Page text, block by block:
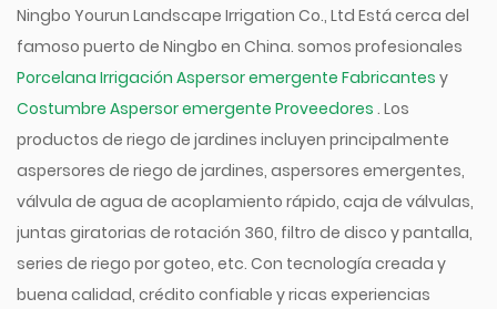
Ningbo Yourun Landscape Irrigation Co., Ltd Está cerca del
famoso puerto de Ningbo en China. somos profesionales
Porcelana Irrigación Aspersor emergente Fabricantes y
Costumbre Aspersor emergente Proveedores . Los
productos de riego de jardines incluyen principalmente
aspersores de riego de jardines, aspersores emergentes,
válvula de agua de acoplamiento rápido, caja de válvulas,
juntas giratorias de rotación 360, filtro de disco y pantalla,
series de riego por goteo, etc. Con tecnología creada y
buena calidad, crédito confiable y ricas experiencias